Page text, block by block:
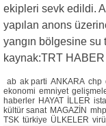
ekipleri sevk edildi.
yapılan anons
yangın bölgesine su
kaynak:TRT HABER
ab ak parti ANKARA chp
ekonomi emniyet
haberler HAYAT İLLER
kültür sanat MAGAZİN mhp
TSK türkiye ÜLKELER